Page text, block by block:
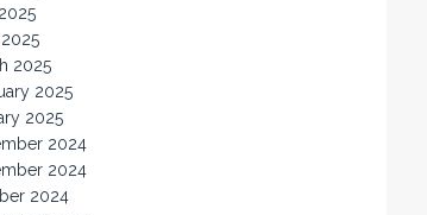
2025
2025
2025
2024
2024
2024